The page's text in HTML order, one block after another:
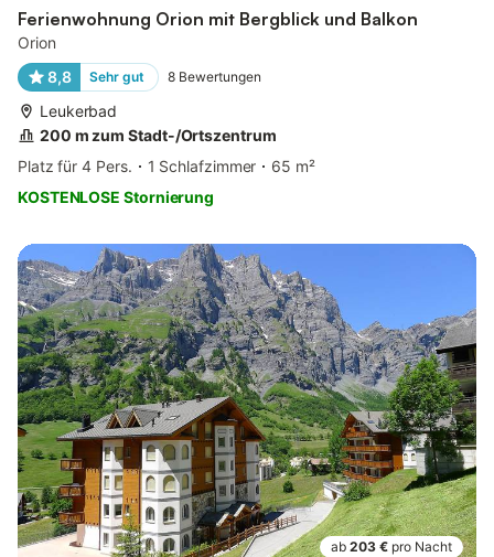
Ferienwohnung Orion mit Bergblick und Balkon
Orion
8,8
Sehr gut 8 Bewertungen
Leukerbad
200 m zum Stadt-/Ortszentrum
Platz für 4 Pers.
1 Schlafzimmer
65 m²
KOSTENLOSE Stornierung
ab 203 € pro Nacht